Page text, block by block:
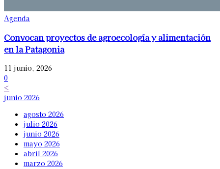
Agenda
Convocan proyectos de agroecología y alimentación
en la Patagonia
11 junio, 2026
0
<
junio 2026
agosto 2026
julio 2026
junio 2026
mayo 2026
abril 2026
marzo 2026